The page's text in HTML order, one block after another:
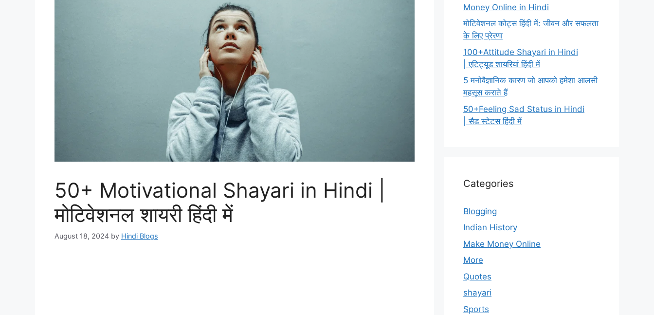
50+ Motivational Shayari in Hindi |
मोटिवेशनल शायरी हिंदी में
August 18, 2024 by Hindi Blogs
Money Online in Hindi
मोटिवेशनल कोट्स हिंदी में: जीवन और सफलता
के लिए प्रेरणा
100+Attitude Shayari in Hindi
| एटिट्यूड शायरियां हिंदी में
5 मनोवैज्ञानिक कारण जो आपको हमेशा आलसी
महसूस कराते हैं
50+Feeling Sad Status in Hindi
| सैड स्टेटस हिंदी में
Categories
Blogging
Indian History
Make Money Online
More
Quotes
shayari
Sports